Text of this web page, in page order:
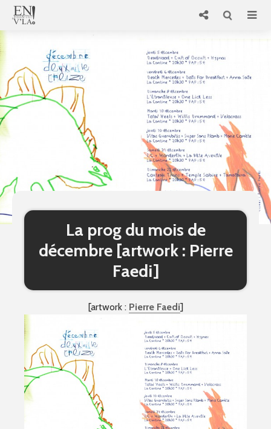
La prog du mois de
décembre [artwork : Pierre
Faedi]
[artwork : Pierre Faedi]